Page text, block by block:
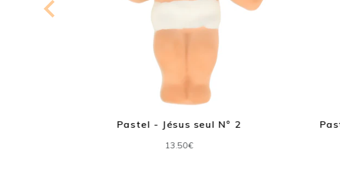
Pastel - Jésus seul N° 2
13.50€